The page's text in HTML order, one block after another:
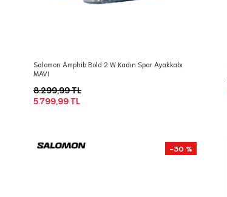
Salomon Amphib Bold 2 W Kadın Spor Ayakkabı
MAVI
5.799,99 TL
8.299,99 TL
-30 %